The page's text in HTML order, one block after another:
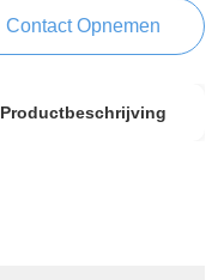
Contact Opnemen
Productbeschrijving